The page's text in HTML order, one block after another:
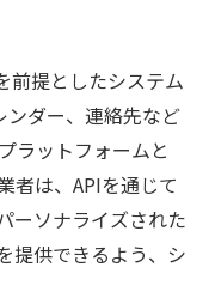
前提としたシステム
ンダー、連絡先など
ラットフォームと
者は、APIを通じて
ーソナライズされた
提供できるよう、シ